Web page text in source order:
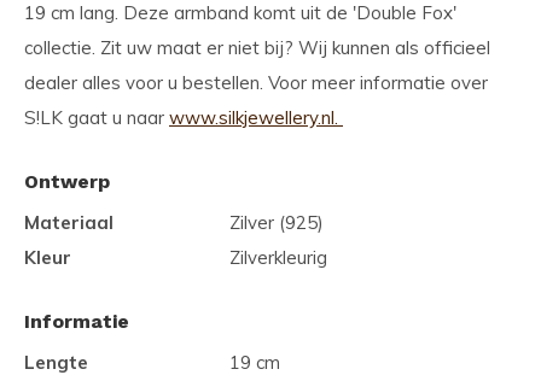
19 cm lang. Deze armband komt uit de 'Double Fox'
collectie. Zit uw maat er niet bij? Wij kunnen als officieel
dealer alles voor u bestellen. Voor meer informatie over
S!LK gaat u naar www.silkjewellery.nl.
Ontwerp
Materiaal
Zilver (925)
Kleur
Zilverkleurig
Informatie
Lengte
19 cm